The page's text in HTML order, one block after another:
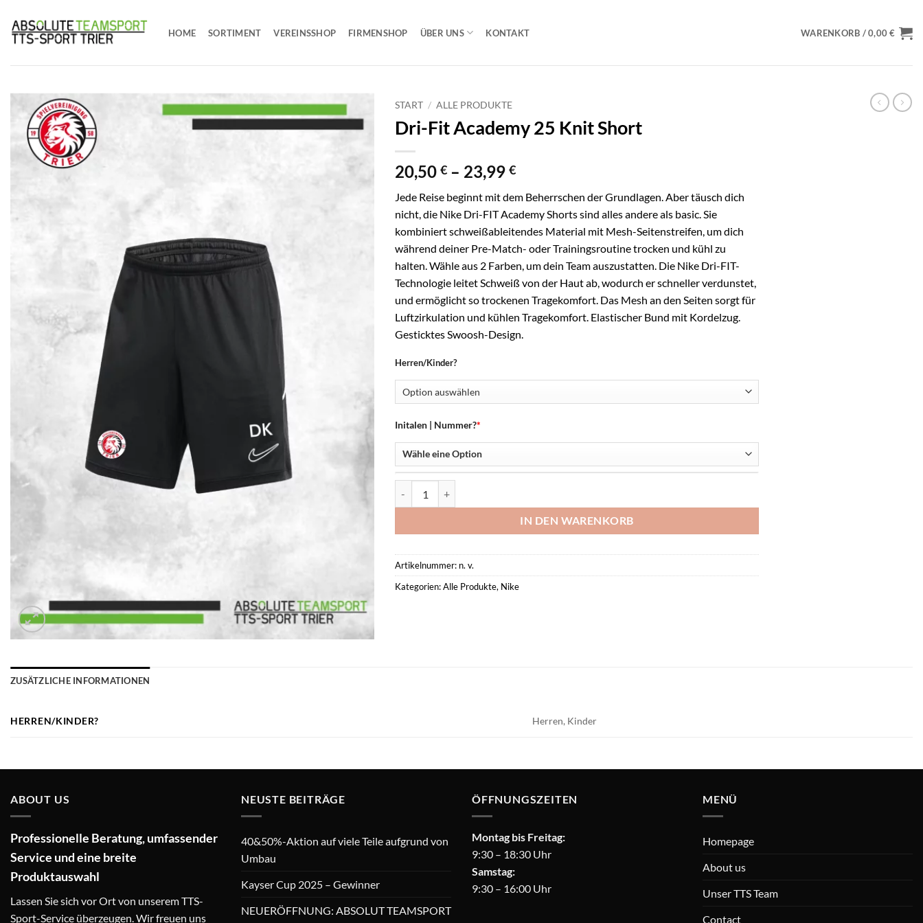
Inhalt
springen
HOME SORTIMENT VEREINSSHOP FIRMENSHOP ÜBER UNS KONTAKT WARENKORB /0,00€
START / ALLE PRODUKTE
Dri-Fit Academy 25 Knit Short
20,50 € – 23,99 €Preisspanne:
bis
23,99 €
Jede Reise beginnt mit dem Beherrschen der Grundlagen. Aber täusch dich
nicht, die Nike Dri-FIT Academy Shorts sind alles andere als basic. Sie
kombiniert schweißableitendes Material mit Mesh-Seitenstreifen, um dich
während deiner Pre-Match- oder Trainingsroutine trocken und kühl zu
halten. Wähle aus 2 Farben, um dein Team auszustatten. Die Nike Dri-FIT-
Technologie leitet Schweiß von der Haut ab, wodurch er schneller verdunstet,
und ermöglicht so trockenen Tragekomfort. Das Mesh an den Seiten sorgt für
Luftzirkulation und kühlen Tragekomfort. Elastischer Bund mit Kordelzug.
Gesticktes Swoosh-Design.
Herren/Kinder?
*
Initalen | Nummer?
IN DEN WARENKORB
Artikelnummer: n. v.
Kategorien:Alle Produkte, Nike
ZUSÄTZLICHE INFORMATIONEN
HERREN/KINDER? Herren, Kinder
ABOUT US
Professionelle Beratung, umfassender
Service und eine breite
Produktauswahl
Lassen Sie sich vor Ort von unserem TTS-
Sport-Service überzeugen. Wir freuen uns
NEUSTE BEITRÄGE
40&50%-Aktion auf viele Teile aufgrund von
Umbau
Kayser Cup 2025 – Gewinner
NEUERÖFFNUNG: ABSOLUT TEAMSPORT
ÖFFNUNGSZEITEN
Montag bis Freitag:
9:30 – 18:30 Uhr
Samstag:
9:30 – 16:00 Uhr
MENÜ
Homepage
About us
Unser TTS Team
Contact